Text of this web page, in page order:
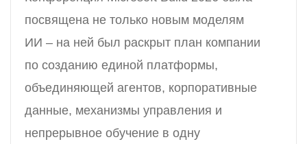
посвящена не только новым моделям
ИИ – на ней был раскрыт план компании
по созданию единой платформы,
объединяющей агентов, корпоративные
данные, механизмы управления и
непрерывное обучение в одну